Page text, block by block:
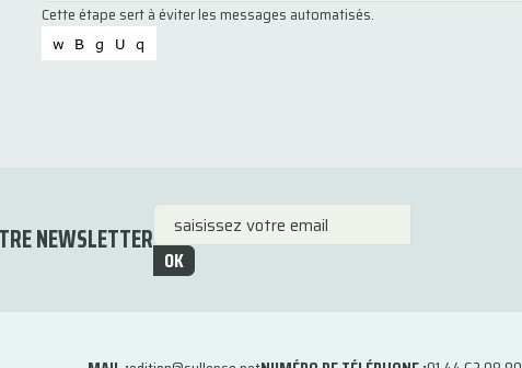
Cette étape sert à éviter les messages automatisés.
NEWSLETTER
OK